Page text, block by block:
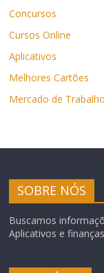
Concursos
Cursos Online
Aplicativos
Melhores Cartões
Mercado de Trabalho
SOBRE NÓS
Buscamos
Aplicativos e